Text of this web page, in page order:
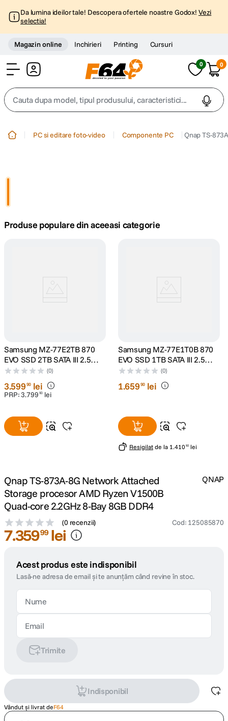
Da lumina ideilor tale! Descopera ofertele noastre Godox! Vezi
selectia!
Magazin online Inchirieri Printing Cursuri
0 0
Cauta dupa model, tipul produsului, caracteristici...
4. peak design
9. insta 360
10 . godox
PC si editare foto-video Componente PC Qnap TS-
Produse populare din aceeasi categorie
Samsung MZ-77E2TB 870
EVO SSD 2TB SATA III 2.5
inch
(0)
3.59990 lei
PRP:3.799 90 lei
Samsung MZ-77E1T0B 870
EVO SSD 1TB SATA III 2.5
inch
(0)
1.65990 lei
Resigilat de la 1 .410 92 lei
Qnap TS-873A-8G Network Attached
Storage procesor AMD Ryzen V1500B
Quad-core 2.2GHz 8-Bay 8GB DDR4
(0 recenzii) Cod: 125085870
QNAP
7.35999 lei
Acest produs este indisponibil
Lasă-ne adresa de email și te anunțăm când revine în stoc.
Trimite
Indisponibil
Vândut și livrat deF64